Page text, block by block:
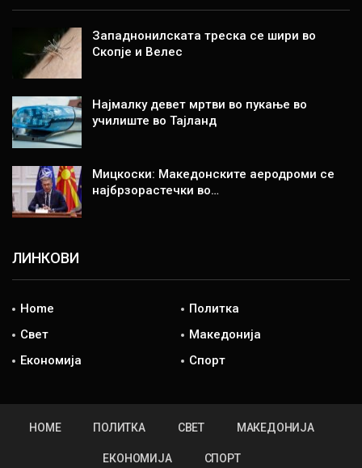
Западнонилската треска се шири во
Скопје и Велес
Најмалку девет мртви во пукање во
училиште во Тајланд
Мицкоски: Македонските аеродроми се
најбрзорастечки во…
ЛИНКОВИ
Home
Политка
Свет
Македонија
Економија
Спорт
HOME ПОЛИТКА СВЕТ МАКЕДОНИЈА
ЕКОНОМИЈА СПОРТ